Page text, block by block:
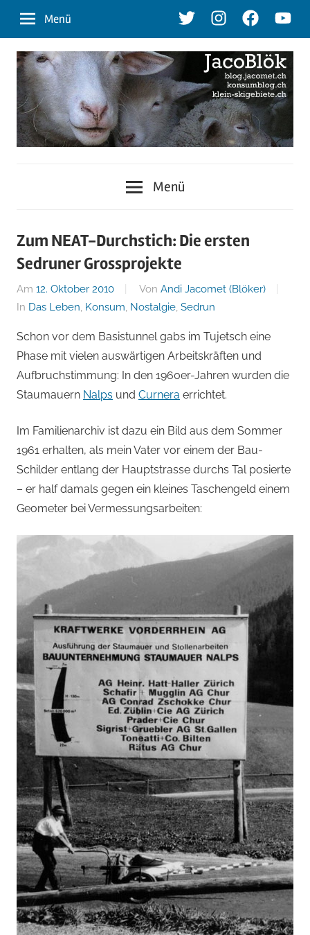
Inhalt
TwitterInstagramFacebook
Menü
der
Blog
von
Andi
Jacomet
klein-
Menü
Zum NEAT-Durchstich: Die ersten
Sedruner Grossprojekte
Am 12. Oktober 2010 Von Andi Jacomet (Blöker)
In Das Leben, Konsum, Nostalgie, Sedrun
Schon vor dem Basistunnel gabs im Tujetsch eine
Phase mit vielen auswärtigen Arbeitskräften und
Aufbruchstimmung: In den 1960er-Jahren wurden die
Staumauern Nalps und Curnera errichtet.
Im Familienarchiv ist dazu ein Bild aus dem Sommer
1961 erhalten, als mein Vater vor einem der Bau-
Schilder entlang der Hauptstrasse durchs Tal posierte
– er half damals gegen ein kleines Taschengeld einem
Geometer bei Vermessungsarbeiten: